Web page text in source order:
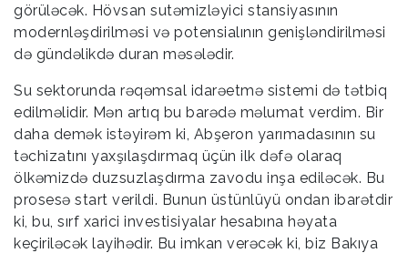
görüləcək. Hövsan sutəmizləyici stansiyasının
modernləşdirilməsi və potensialının genişləndirilməsi
də gündəlikdə duran məsələdir.
Su sektorunda rəqəmsal idarəetmə sistemi də tətbiq
edilməlidir. Mən artıq bu barədə məlumat verdim. Bir
daha demək istəyirəm ki, Abşeron yarımadasının su
təchizatını yaxşılaşdırmaq üçün ilk dəfə olaraq
ölkəmizdə duzsuzlaşdırma zavodu inşa ediləcək. Bu
prosesə start verildi. Bunun üstünlüyü ondan ibarətdir
ki, bu, sırf xarici investisiyalar hesabına həyata
keçiriləcək layihədir. Bu imkan verəcək ki, biz Bakıya